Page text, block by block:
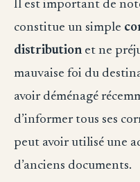
Il est important de
constitue un simple
distributionet ne
mauvaise foi du
avoir déménagé
d’informer tous ses
peut avoir utilisé une
d’anciens documents.